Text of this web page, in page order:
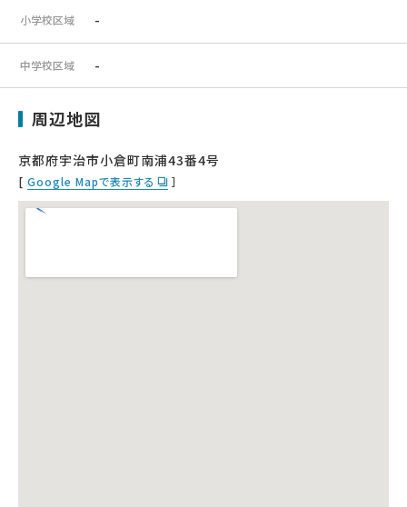
小学校区域 -
中学校区域 -
周辺地図
京都府宇治市小倉町南浦43番4号
[ Google Mapで表示する ］